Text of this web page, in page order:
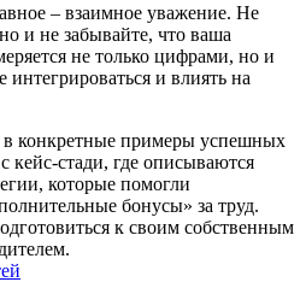
– взаимное уважение. Не
и не забывайте, что ваша
не только цифрами, но и
и влиять на
в конкретные примеры успешных
кейс‑стади, где описываются
которые помогли
бонусы» за труд.
к своим собственным